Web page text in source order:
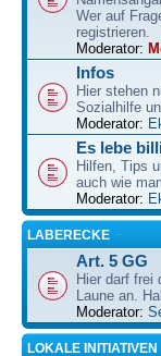
Wer auf
registrieren.
Moderator:
Infos
Hier stehen
Sozialhilfe
Moderator:
Es lebe
Hilfen, Tips
auch wie
Moderator:
LABERECKE
Art. 5 GG
Hier darf frei
Laune an.
Moderator:
LOKALE INITIATIVEN